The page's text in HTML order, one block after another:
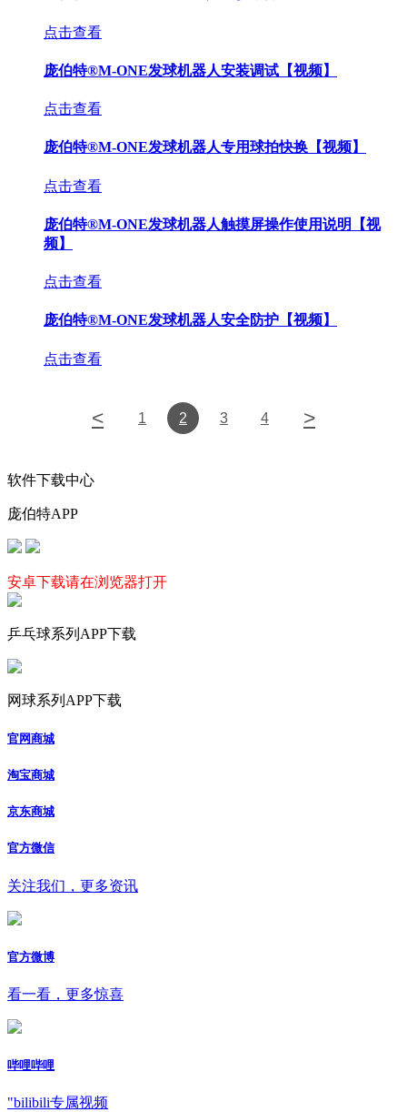
点击查看
庞伯特®M-ONE发球机器人安装调试【视频】
点击查看
庞伯特®M-ONE发球机器人专用球拍快换【视频】
点击查看
庞伯特®M-ONE发球机器人触摸屏操作使用说明【视
频】
点击查看
庞伯特®M-ONE发球机器人安全防护【视频】
点击查看
< 1 2 3 4 >
软件下载中心
庞伯特APP
安卓下载请在浏览器打开
乒乓球系列APP下载
网球系列APP下载
官网商城
淘宝商城
京东商城
官方微信
关注我们，更多资讯
官方微博
看一看，更多惊喜
哔哩哔哩
"bilibili专属视频